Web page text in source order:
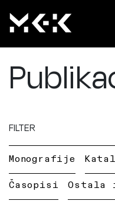
FILTER
Monografije
Časopisi Ostala